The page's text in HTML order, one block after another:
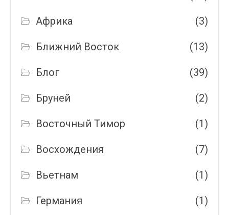
Африка (3)
Ближний Восток (13)
Блог (39)
Бруней (2)
Восточный Тимор (1)
Восхождения (7)
Вьетнам (1)
Германия (1)